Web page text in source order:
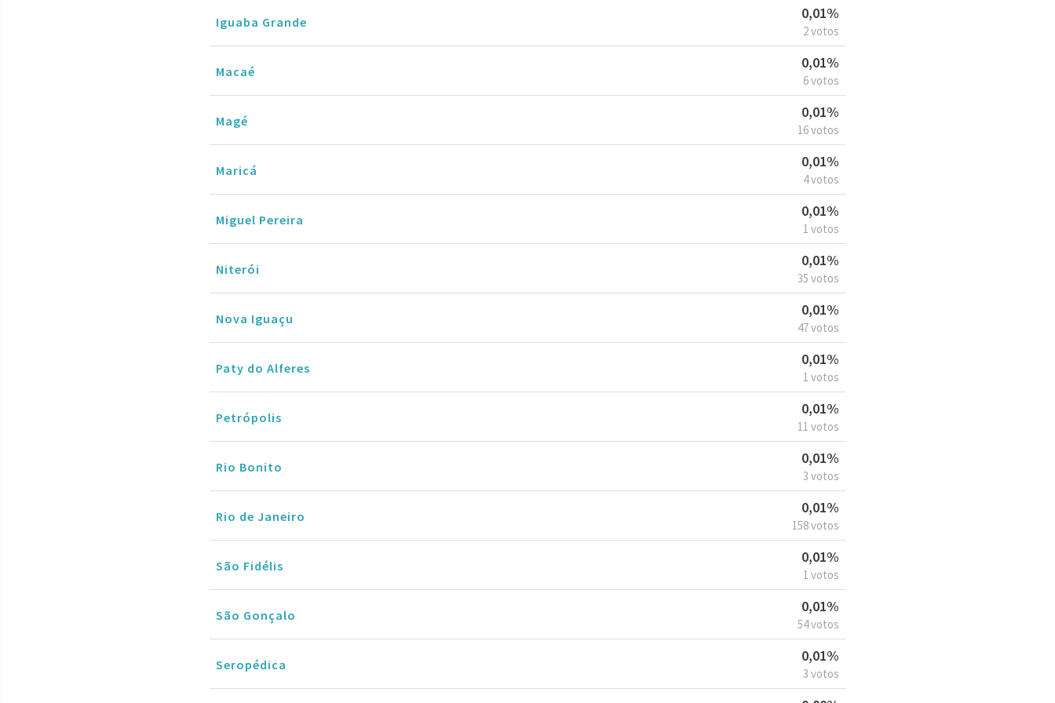
Iguaba Grande
0,01%
2 votos
Macaé
0,01%
6 votos
Magé
0,01%
16 votos
Maricá
0,01%
4 votos
Miguel Pereira
0,01%
1 votos
Niterói
0,01%
35 votos
Nova Iguaçu
0,01%
47 votos
Paty do Alferes
0,01%
1 votos
Petrópolis
0,01%
11 votos
Rio Bonito
0,01%
3 votos
Rio de Janeiro
0,01%
158 votos
São Fidélis
0,01%
1 votos
São Gonçalo
0,01%
54 votos
Seropédica
0,01%
3 votos